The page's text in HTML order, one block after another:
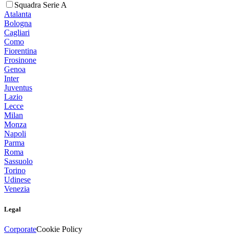
Squadra Serie A
Atalanta
Bologna
Cagliari
Como
Fiorentina
Frosinone
Genoa
Inter
Juventus
Lazio
Lecce
Milan
Monza
Napoli
Parma
Roma
Sassuolo
Torino
Udinese
Venezia
Legal
CorporateCookie Policy